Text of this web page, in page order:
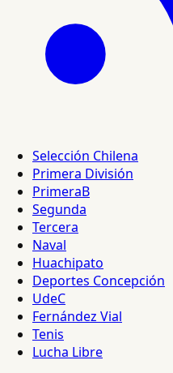
Selección Chilena
Primera División
PrimeraB
Segunda
Tercera
Naval
Huachipato
Deportes Concepción
UdeC
Fernández Vial
Tenis
Lucha Libre